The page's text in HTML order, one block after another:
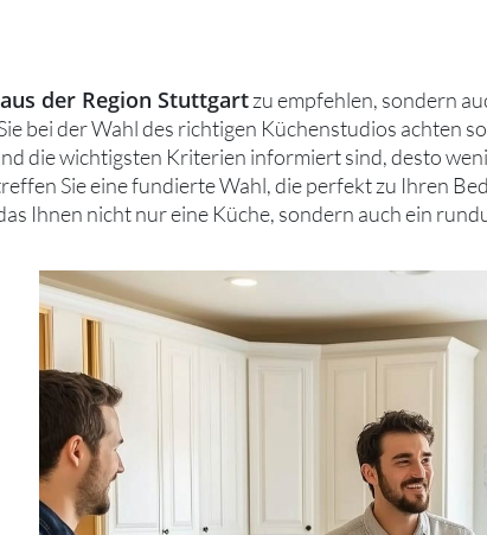
der Region Stuttgartzu empfehlen, sondern
bei der Wahl des richtigen Küchenstudios achten
die wichtigsten Kriterien informiert sind, desto
Sie eine fundierte Wahl, die perfekt zu Ihren
Ihnen nicht nur eine Küche, sondern auch ein